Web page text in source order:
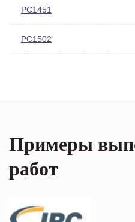
PC1451
PC1502
Примеры
работ